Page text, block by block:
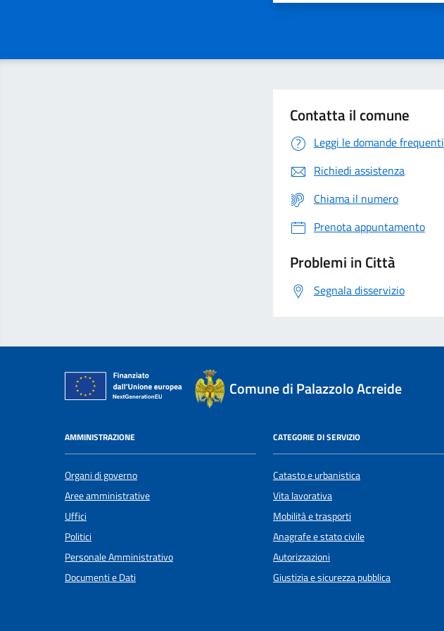
Contatta il comune
Leggi le domande frequenti
Richiedi assistenza
Chiama il numero
Prenota appuntamento
Problemi in Città
Segnala disservizio
Comune di Palazzolo Acreide
AMMINISTRAZIONE
Organi di governo
Aree amministrative
Uffici
Politici
Personale Amministrativo
Documenti e Dati
CATEGORIE DI SERVIZIO
Catasto e urbanistica
Vita lavorativa
Mobilità e trasporti
Anagrafe e stato civile
Autorizzazioni
Giustizia e sicurezza pubblica